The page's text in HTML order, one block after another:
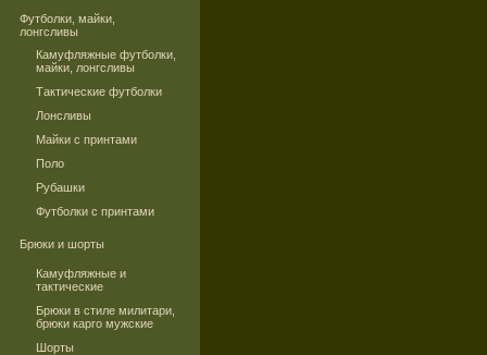
Футболки, майки,
лонгсливы
Камуфляжные футболки,
майки, лонгсливы
Тактические футболки
Лонсливы
Майки с принтами
Поло
Рубашки
Футболки с принтами
Брюки и шорты
Камуфляжные и
тактические
Брюки в стиле милитари,
брюки карго мужские
Шорты